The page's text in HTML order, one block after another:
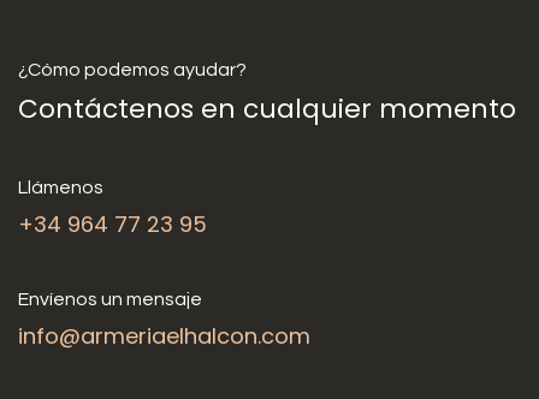
¿Cómo podemos ayudar?
Contáctenos en cualquier momento
Llámenos
+34 964 77 23 95
Envíenos un mensaje
info@armeriaelhalcon.com